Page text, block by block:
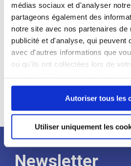
médias sociaux et d'analyser
partageons également des
notre site avec nos partenaires de
publicité et d'analyse, qui peuvent
avec d'autres informations que
ou qu'ils ont collectées lors de
continuez à utiliser notre site Web.
Autoriser tous les
Utiliser uniquement les
Expérience :
de
Newsletter